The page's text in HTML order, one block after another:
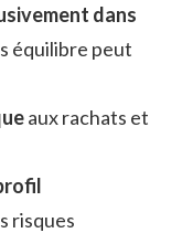
dans
équilibre peut
aux rachats et
risques